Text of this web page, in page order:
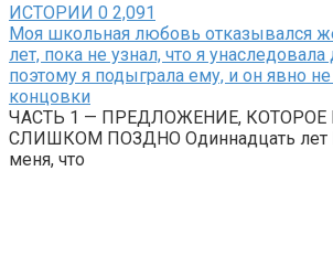
ИСТОРИИ 0 2,091
Моя школьная любовь отказывался
лет, пока не узнал, что я
поэтому я подыграла ему, и он явно
концовки
ЧАСТЬ 1 — ПРЕДЛОЖЕНИЕ, КОТОРОЕ
СЛИШКОМ ПОЗДНО Одиннадцать лет
меня, что